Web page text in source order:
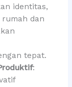
identitas,
rumah dan
tepat.
: